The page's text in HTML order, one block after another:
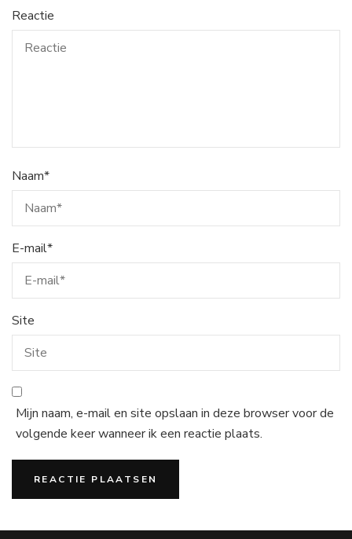
Reactie
Naam*
E-mail*
Site
Mijn naam, e-mail en site opslaan in deze browser voor de
volgende keer wanneer ik een reactie plaats.